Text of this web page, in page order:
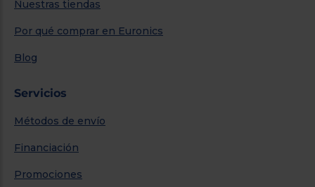
Nuestras tiendas
Por qué comprar en Euronics
Blog
Servicios
Métodos de envío
Financiación
Promociones